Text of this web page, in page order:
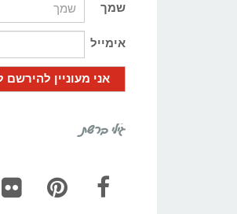
שמך
אימייל
גילי ברשת